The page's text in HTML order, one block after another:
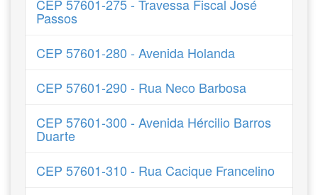
CEP 57601-275 - Travessa Fiscal José
Passos
CEP 57601-280 - Avenida Holanda
CEP 57601-290 - Rua Neco Barbosa
CEP 57601-300 - Avenida Hércilio Barros
Duarte
CEP 57601-310 - Rua Cacique Francelino